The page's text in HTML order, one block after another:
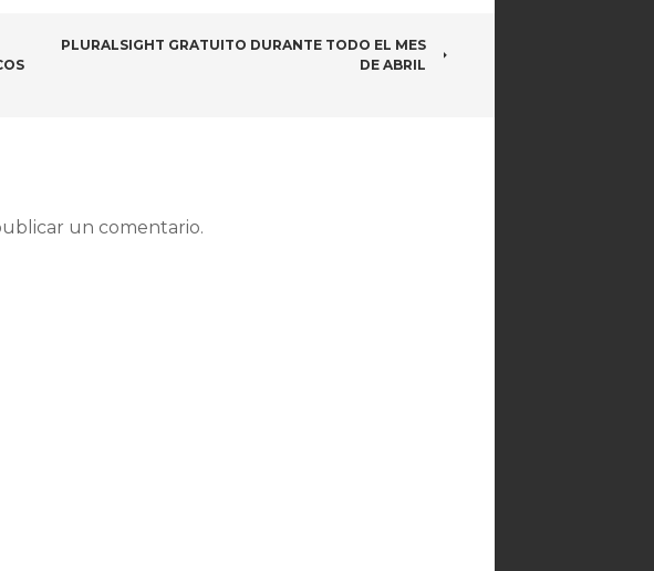
PLURALSIGHT GRATUITO DURANTE TODO EL MES
DE ABRIL
un comentario.